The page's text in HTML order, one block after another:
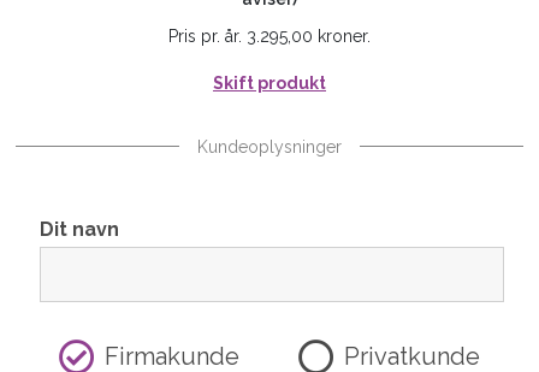
Pris pr. år. 3.295,00 kroner.
Skift produkt
Kundeoplysninger
Dit navn
Firmakunde Privatkunde